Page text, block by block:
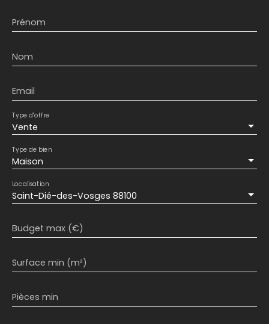
Prénom
Nom
Email
Vente
Type d'offre
Maison
Type de bien
Saint-Dié-des-Vosges 88100
Localisation
Budget max (€)
Surface min (m²)
Pièces min